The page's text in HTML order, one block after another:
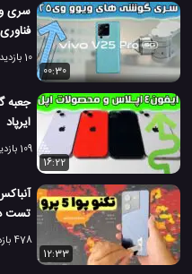
10 بازدید
00:30
ایرپاد
109 بازدید
16:22
تست
478 بازدید
12:33